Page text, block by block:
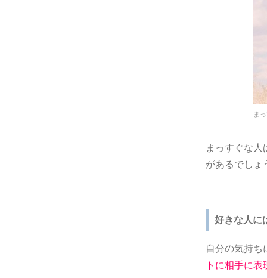
ま
まっすぐな
があるでしょ
好きな人に
自分の気持ち
トに相手に表